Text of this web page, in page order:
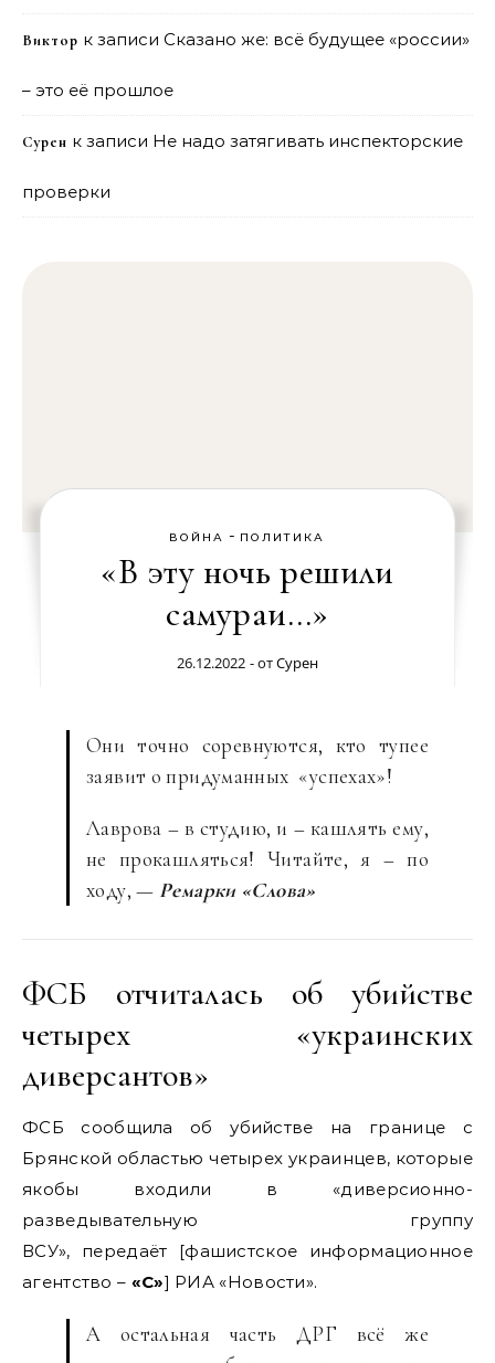
Виктор к записи Сказано же: всё будущее «россии»
– это её прошлое
Сурен к записи Не надо затягивать инспекторские
проверки
ВОЙНА - ПОЛИТИКА
«В эту ночь решили
самураи…»
26.12.2022 - отСурен
Они точно соревнуются, кто тупее
заявит о придуманных «успехах»!
Лаврова – в студию, и – кашлять ему,
не прокашляться! Читайте, я – по
ходу, — Ремарки «Слова»
ФСБ отчиталась об убийстве
четырех «украинских
диверсантов»
ФСБ сообщила об убийстве на границе с
Брянской областью четырех украинцев, которые
якобы входили в «диверсионно-
разведывательную группу
ВСУ», передаёт [фашистское информационное
агентство – «С»] РИА «Новости».
А остальная часть ДРГ всё же